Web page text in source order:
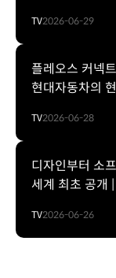
TV2026-06-29
플레오스 커넥
현대자동차의
TV2026-06-28
디자인부터 소
세계 최초 공개
TV2026-06-26